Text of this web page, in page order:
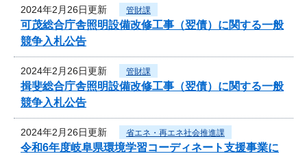
2024年2月26日更新 管財課
可茂総合庁舎照明設備改修工事（翌債）に関する一般
競争入札公告
2024年2月26日更新 管財課
揖斐総合庁舎照明設備改修工事（翌債）に関する一般
競争入札公告
2024年2月26日更新 省エネ・再エネ社会推進課
令和6年度岐阜県環境学習コーディネート支援事業に